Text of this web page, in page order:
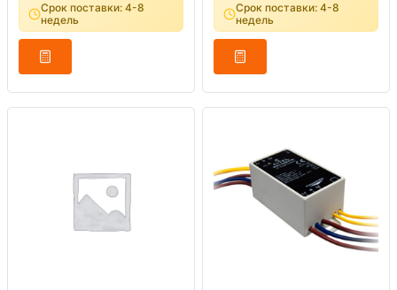
Срок поставки: 4-8
недель
Срок поставки: 4-8
недель